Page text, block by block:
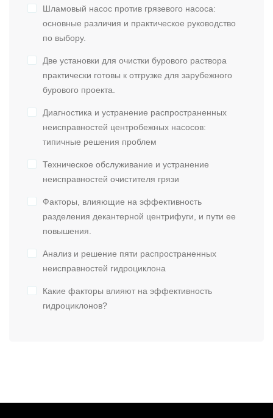
Шламовый насос против грязевого насоса:
основные различия и практическое руководство
по выбору.
Две установки для очистки бурового раствора
практически готовы к отгрузке для зарубежного
бурового проекта.
Диагностика и устранение распространенных
неисправностей центробежных насосов:
типичные решения проблем
Техническое обслуживание и устранение
неисправностей очистителя грязи
Факторы, влияющие на эффективность
разделения декантерной центрифуги, и пути ее
повышения.
Анализ и решение пяти распространенных
неисправностей гидроциклона
Какие факторы влияют на эффективность
гидроциклонов?